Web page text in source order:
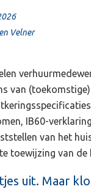
Velner
van
IB60-
van het
toewijzing van de
uit. Maar